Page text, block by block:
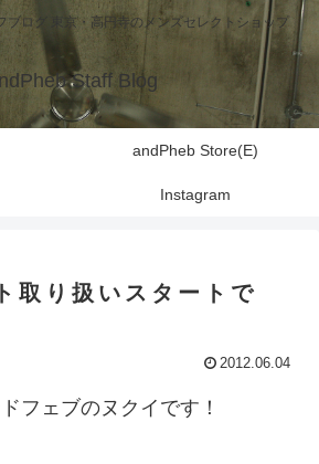
ブログ 東京・高円寺のメンズセレクトショップ
Staff Blog
andPheb Store(E)
Instagram
取り扱いスタートで
2012.06.04
フェブのヌクイです！